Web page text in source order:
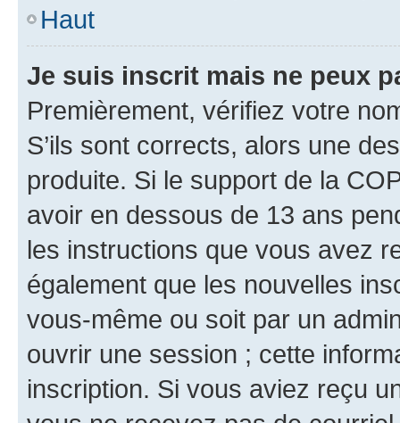
Haut
Je suis inscrit mais ne peux
Premièrement, vérifiez votre
S’ils sont corrects, alors une
produite. Si le support de la
avoir en dessous de 13 ans
les instructions que vous avez
également que les nouvelles
vous-même ou soit par un
ouvrir une session ; cette
inscription. Si vous aviez reçu